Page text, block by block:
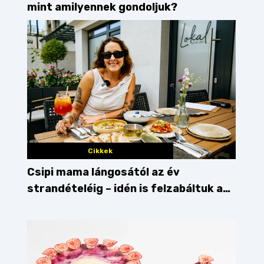
mint amilyennek gondoljuk?
Cikkek
Csipi mama lángosától az év
strandételéig – idén is felzabáltuk a